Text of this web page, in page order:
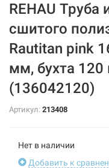
REHAU Труба
сшитого
Rautitan pink
мм, бухта 120
(136042120)
Артикул: 213408
Нет в наличии
Добавить к